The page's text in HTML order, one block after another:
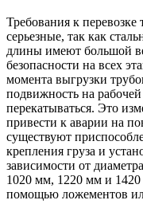
Требования к перевозке
серьезные, так как
длины имеют большой
безопасности на всех
момента выгрузки
подвижность на
перекатываться. Это
привести к аварии на
существуют
крепления груза и
зависимости от
1020 мм, 1220 мм и 1420
помощью ложементов